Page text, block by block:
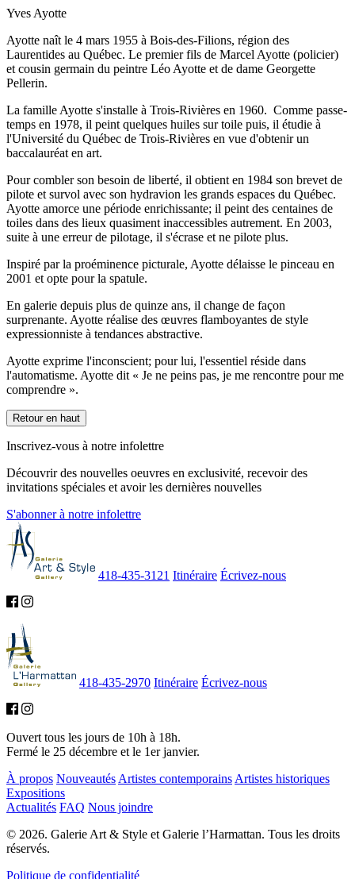
Yves Ayotte
Ayotte naît le 4 mars 1955 à Bois-des-Filions, région des
Laurentides au Québec. Le premier fils de Marcel Ayotte (policier)
et cousin germain du peintre Léo Ayotte et de dame Georgette
Pellerin.
La famille Ayotte s'installe à Trois-Rivières en 1960. Comme passe-
temps en 1978, il peint quelques huiles sur toile puis, il étudie à
l'Université du Québec de Trois-Rivières en vue d'obtenir un
baccalauréat en art.
Pour combler son besoin de liberté, il obtient en 1984 son brevet de
pilote et survol avec son hydravion les grands espaces du Québec.
Ayotte amorce une période enrichissante; il peint des centaines de
toiles dans des lieux quasiment inaccessibles autrement. En 2003,
suite à une erreur de pilotage, il s'écrase et ne pilote plus.
Inspiré par la proéminence picturale, Ayotte délaisse le pinceau en
2001 et opte pour la spatule.
En galerie depuis plus de quinze ans, il change de façon
surprenante. Ayotte réalise des œuvres flamboyantes de style
expressionniste à tendances abstractive.
Ayotte exprime l'inconscient; pour lui, l'essentiel réside dans
l'automatisme. Ayotte dit « Je ne peins pas, je me rencontre pour me
comprendre ».
Retour en haut
Inscrivez-vous à notre infolettre
Découvrir des nouvelles oeuvres en exclusivité, recevoir des
invitations spéciales et avoir les dernières nouvelles
S'abonner à notre infolettre
418-435-3121 Itinéraire Écrivez-nous
418-435-2970 Itinéraire Écrivez-nous
Ouvert tous les jours de 10h à 18h.
Fermé le 25 décembre et le 1er janvier.
À propos Nouveautés Artistes contemporains Artistes historiques
Expositions
Actualités FAQ Nous joindre
© 2026. Galerie Art & Style et Galerie l’Harmattan. Tous les droits
réservés.
Politique de confidentialité